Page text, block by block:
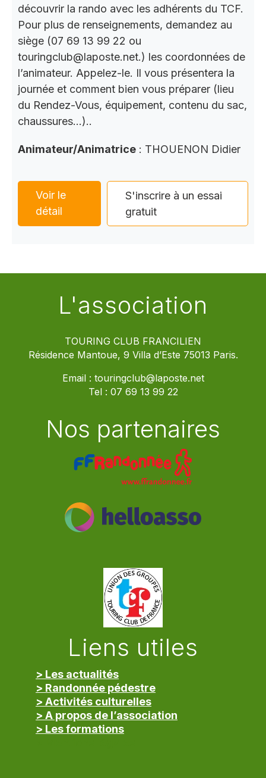
découvrir la rando avec les adhérents du TCF.
Pour plus de renseignements, demandez au
siège (07 69 13 99 22 ou
touringclub@laposte.net.) les coordonnées de
l’animateur. Appelez-le. Il vous présentera la
journée et comment bien vous préparer (lieu
du Rendez-Vous, équipement, contenu du sac,
chaussures…)..
Animateur/Animatrice : THOUENON Didier
Voir le
détail
S'inscrire à un essai
gratuit
L'association
TOURING CLUB FRANCILIEN
Résidence Mantoue, 9 Villa d’Este 75013 Paris.
Email : touringclub@laposte.net
Tel : 07 69 13 99 22
Nos partenaires
Liens utiles
> Les actualités
> Randonnée pédestre
> Activités culturelles
> A propos de l’association
> Les formations